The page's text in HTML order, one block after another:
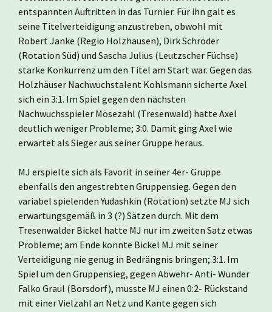
entspannten Auftritten in das Turnier. Für ihn galt es
seine Titelverteidigung anzustreben, obwohl mit
Robert Janke (Regio Holzhausen), Dirk Schröder
(Rotation Süd) und Sascha Julius (Leutzscher Füchse)
starke Konkurrenz um den Titel am Start war. Gegen das
Holzhäuser Nachwuchstalent Kohlsmann sicherte Axel
sich ein 3:1. Im Spiel gegen den nächsten
Nachwuchsspieler Mösezahl (Tresenwald) hatte Axel
deutlich weniger Probleme; 3:0. Damit ging Axel wie
erwartet als Sieger aus seiner Gruppe heraus.
MJ erspielte sich als Favorit in seiner 4er- Gruppe
ebenfalls den angestrebten Gruppensieg. Gegen den
variabel spielenden Yudashkin (Rotation) setzte MJ sich
erwartungsgemäß in 3 (?) Sätzen durch. Mit dem
Tresenwalder Bickel hatte MJ nur im zweiten Satz etwas
Probleme; am Ende konnte Bickel MJ mit seiner
Verteidigung nie genug in Bedrängnis bringen; 3:1. Im
Spiel um den Gruppensieg, gegen Abwehr- Anti- Wunder
Falko Graul (Borsdorf), musste MJ einen 0:2- Rückstand
mit einer Vielzahl an Netz und Kante gegen sich